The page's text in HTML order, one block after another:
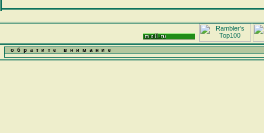
обратите внимание